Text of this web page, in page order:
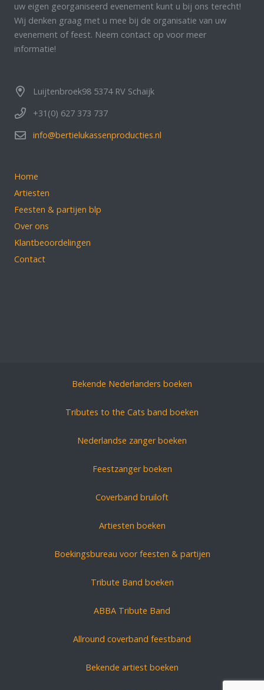
uw eigen georganiseerd evenement kunt u bij ons terecht!
Wij denken graag met u mee bij de organisatie van uw
evenement of feest. Neem contact op voor meer
informatie!
Luijtenbroek98 5374 RV Schaijk
+31(0) 627 373 737
info@bertielukassenproducties.nl
Home
Artiesten
Feesten & partijen blp
Over ons
Klantbeoordelingen
Contact
Bekende Nederlanders boeken
Tributes to the Cats band boeken
Nederlandse zanger boeken
Feestzanger boeken
Coverband bruiloft
Artiesten boeken
Boekingsbureau voor feesten & partijen
Tribute Band boeken
ABBA Tribute Band
Allround coverband feestband
Bekende artiest boeken